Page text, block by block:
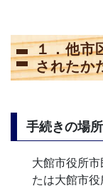
１．他市
されたか
手続きの場所
大館市役所
たは大館市役